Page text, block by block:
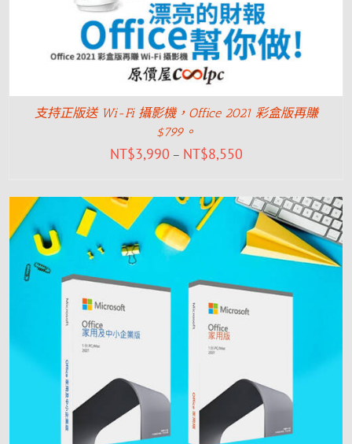
支持正版送 Wi-Fi 攝影機，Office 2021 彩盒版再賺
$799。
NT$3,990 – NT$8,550